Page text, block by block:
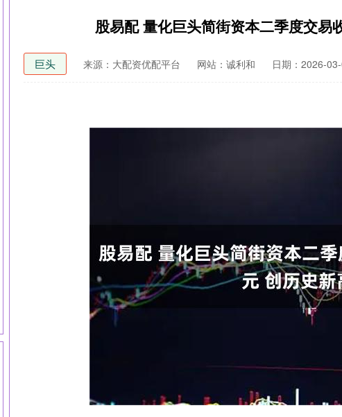
股易配 量化巨头简街资本二季度交易
巨头 来源：大配资优配平台 网站：诚利和 日期：2026-